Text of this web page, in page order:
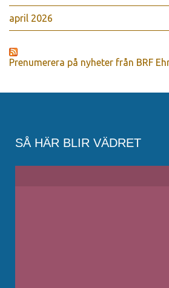
april 2026
Prenumerera på nyheter från BRF
SÅ HÄR BLIR VÄDRET